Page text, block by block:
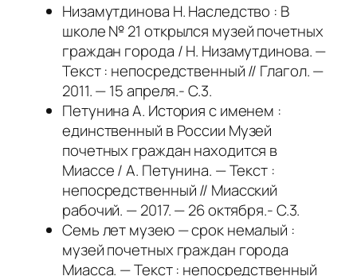
Низамутдинова Н. Наследство : В
школе № 21 открылся музей почетных
граждан города / Н. Низамутдинова. —
Текст : непосредственный // Глагол. —
2011. — 15 апреля.- С.3.
Петунина А. История с именем :
единственный в России Музей
почетных граждан находится в
Миассе / А. Петунина. — Текст :
непосредственный // Миасский
рабочий. — 2017. — 26 октября.- С.3.
Семь лет музею — срок немалый :
музей почетных граждан города
Миасса. — Текст : непосредственный